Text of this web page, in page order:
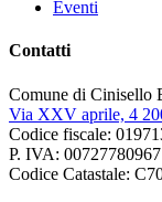
Eventi
Contatti
Comune di Cinisello
Via XXV aprile, 4
Codice fiscale:
P. IVA: 00727780967
Codice Catastale: